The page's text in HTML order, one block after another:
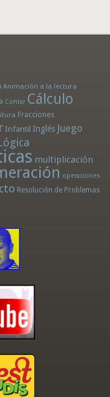
Animación a la lectura
Contar Cálculo
Fracciones
Infantil Inglés Juego
multiplicación
operaciones
Resolución de Problemas